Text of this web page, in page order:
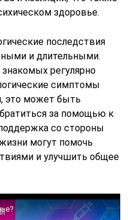
здоровье.
последствия
и длительными.
регулярно
симптомы
это может быть
за помощью к
со стороны
могут помочь
и улучшить общее